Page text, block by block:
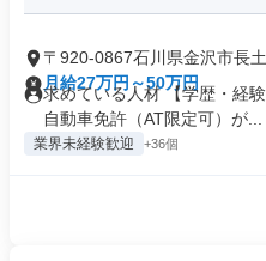
〒920-0867石川県金沢市長
月給27万円～50万円
求めている人材 【学歴・経
自動車免許（AT限定可）が...
業界未経験歓迎 +36個